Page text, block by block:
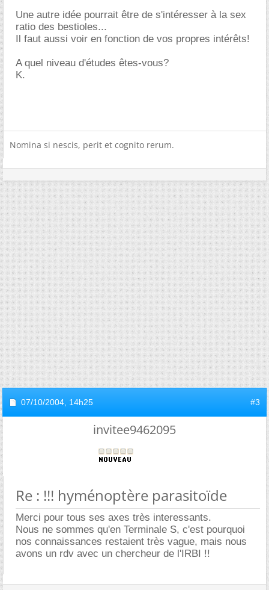
Une autre idée pourrait être de s'intéresser à la sex
ratio des bestioles...
Il faut aussi voir en fonction de vos propres intérêts!
A quel niveau d'études êtes-vous?
K.
Nomina si nescis, perit et cognito rerum.
07/10/2004, 14h25 #3
invitee9462095
Re : !!! hyménoptère parasitoïde
Merci pour tous ses axes très interessants.
Nous ne sommes qu'en Terminale S, c'est pourquoi
nos connaissances restaient très vague, mais nous
avons un rdv avec un chercheur de l'IRBI !!